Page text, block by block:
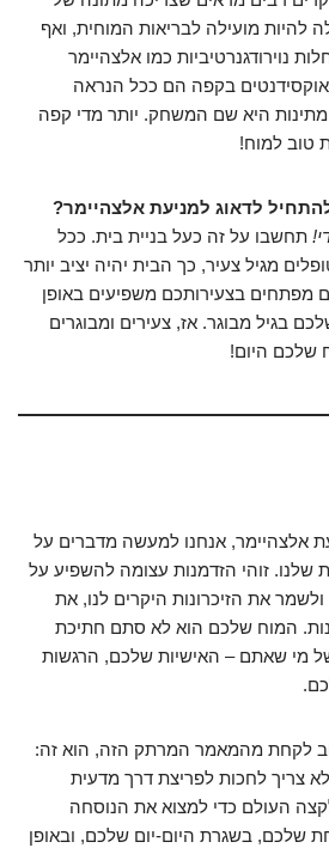
יכולה להיות מועילה לבריאות המוחית, ואף
נוירודגנרטיביות כמו אלצהיימר
בקפה הם ככל הנראה
היא שם המשחק. יותר מדי קפה
טוב למוח!
תחשבו על זה כעל בניית בית. ככל
מגיל צעיר, כך הבית יהיה יציב יותר
מפתחים בצעירותכם משפיעים באופן
בגיל מבוגר. אז, צעירים ומבוגרים
שלכם היום!
אלצהיימר, אנחנו למעשה מדברים על
שלנו. זוהי הזדמנות עצומה להשפיע על
את הזיכרונות היקרים לנו, את
המוח שלכם הוא לא סתם חתיכת
מי שאתם – האישיות שלכם, הרגשות
לקחת מהמאמר המרתק הזה, הוא זה:
צריך לחכות לפריצת דרך מדעית
העולם כדי למצוא את הנוסחה
שלכם, בשגרת היום-יום שלכם, ובאופן